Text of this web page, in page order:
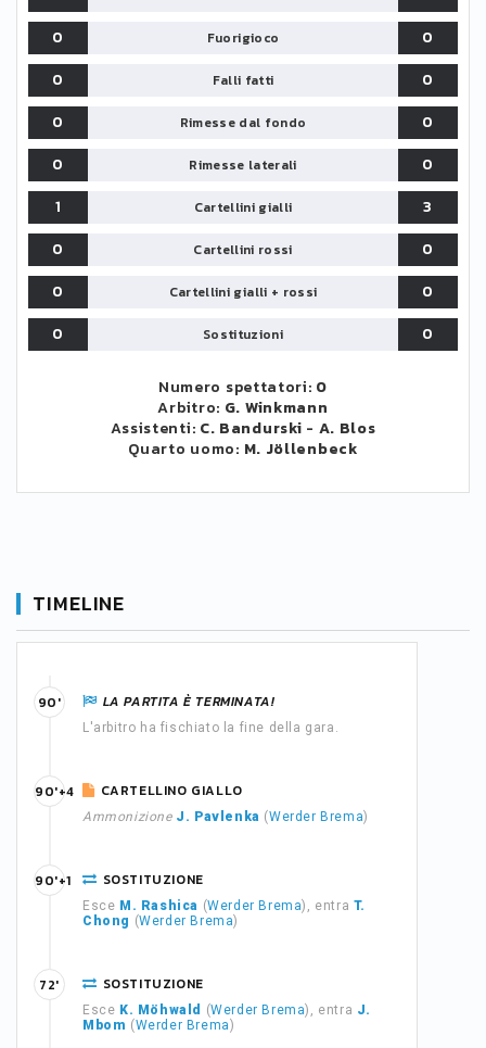
0
Fuorigioco
0
0
Falli fatti
0
0
Rimesse dal fondo
0
0
Rimesse laterali
0
1
Cartellini gialli
3
0
Cartellini rossi
0
0
Cartellini gialli + rossi
0
0
Sostituzioni 0
Numero spettatori: 0
Arbitro: G. Winkmann
Assistenti: C. Bandurski - A. Blos
Quarto uomo: M. Jöllenbeck
TIMELINE
LA PARTITA È TERMINATA!
L'arbitro ha fischiato la fine della gara.
90'
CARTELLINO GIALLO
Ammonizione J. Pavlenka (Werder Brema)
90'+4
SOSTITUZIONE
Esce M. Rashica (Werder Brema), entra T.
Chong (Werder Brema)
90'+1
SOSTITUZIONE
Esce K. Möhwald (Werder Brema), entra J.
Mbom (Werder Brema)
72'